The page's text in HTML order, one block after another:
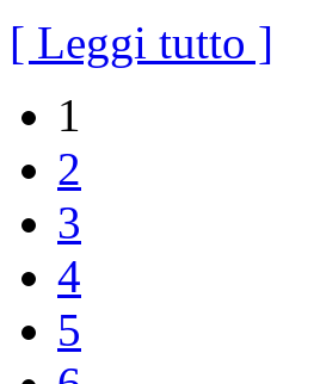
[ Leggi tutto ]
1
2
3
4
5